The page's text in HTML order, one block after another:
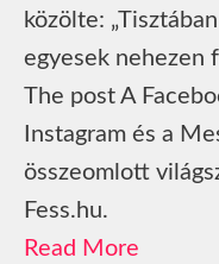
közölte:
egyesek nehezen
The post A
Instagram és a
összeomlott
Fess.hu.
Read More